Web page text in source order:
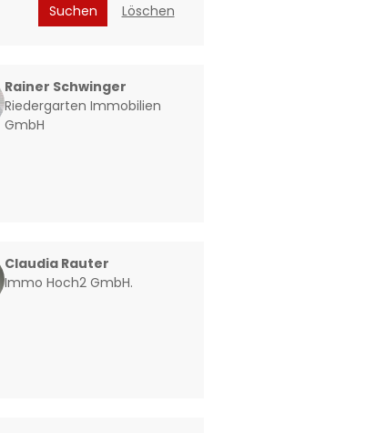
Suchen Löschen
Rainer Schwinger
Riedergarten Immobilien
GmbH
Claudia Rauter
Immo Hoch2 GmbH.